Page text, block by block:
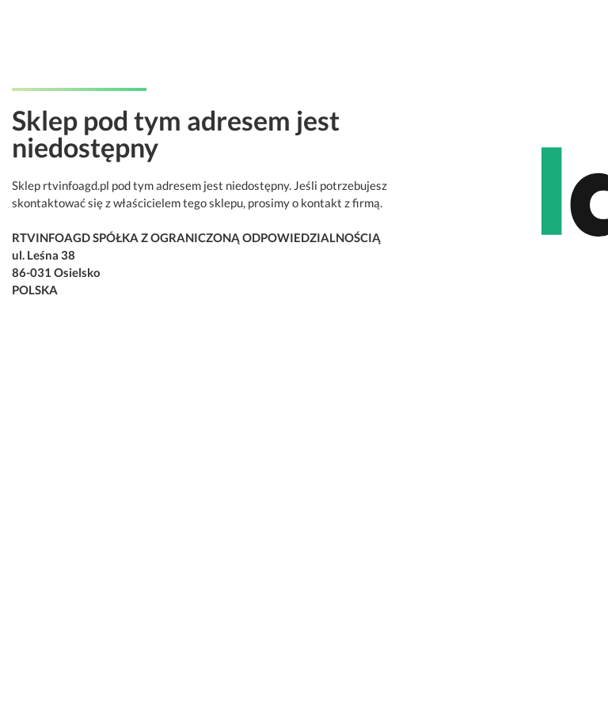
Sklep pod tym adresem jest
niedostępny
Sklep rtvinfoagd.pl pod tym adresem jest niedostępny. Jeśli potrzebujesz
skontaktować się z właścicielem tego sklepu, prosimy o kontakt z firmą.
RTVINFOAGD SPÓŁKA Z OGRANICZONĄ ODPOWIEDZIALNOŚCIĄ
ul. Leśna 38
86-031 Osielsko
POLSKA